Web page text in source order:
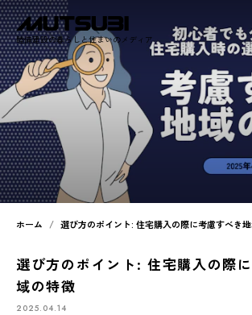
睦備建設の暮らしと住まいのメディア
ホーム 選び方のポイント: 住宅購入の際に考慮すべき
選び方のポイント: 住宅購入の際
域の特徴
2025.04.14